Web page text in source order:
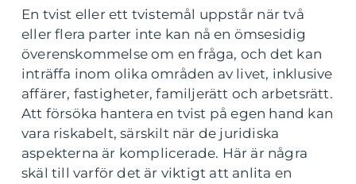
En tvist eller ett tvistemål uppstår när två
eller flera parter inte kan nå en ömsesidig
överenskommelse om en fråga, och det kan
inträffa inom olika områden av livet, inklusive
affärer, fastigheter, familjerätt och arbetsrätt.
Att försöka hantera en tvist på egen hand kan
vara riskabelt, särskilt när de juridiska
aspekterna är komplicerade. Här är några
skäl till varför det är viktigt att anlita en